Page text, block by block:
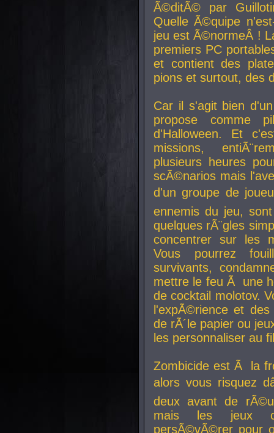
Ã©ditÃ© par
Quelle Ã©quipe
jeu est Ã©normeÂ !
premiers PC
et contient des
pions et surtout, des
Car il s'agit bien
propose comme
d'Halloween. Et
missions,
plusieurs heures
scÃ©narios mais
d'un groupe de
ennemis du jeu,
quelques rÃ¨gles
concentrer sur les
Vous pourrez
survivants,
mettre le feu Ã une
de cocktail molotov.
l'expÃ©rience et
de rÃ´le papier ou
les personnaliser au
Zombicide est Ã la
alors vous risquez
deux avant de
mais les jeux
persÃ©vÃ©rer pour